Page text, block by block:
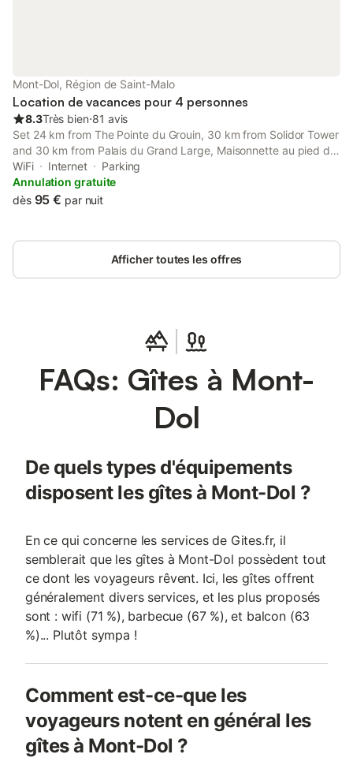
Mont-Dol, Région de Saint-Malo
Location de vacances pour 4 personnes
8.3Très bien⋅81 avis
Set 24 km from The Pointe du Grouin, 30 km from Solidor Tower
and 30 km from Palais du Grand Large, Maisonnette au pied du
Mont Dol provides accommodation situated in Mont-Dol.
WiFi Internet
Parking
Annulation gratuite
dès 95 € par nuit
Afficher toutes les offres
FAQs: Gîtes à Mont-
Dol
De quels types d'équipements
disposent les gîtes à Mont-Dol ?
En ce qui concerne les services de Gites.fr, il
semblerait que les gîtes à Mont-Dol possèdent tout
ce dont les voyageurs rêvent. Ici, les gîtes offrent
généralement divers services, et les plus proposés
sont : wifi (71 %), barbecue (67 %), et balcon (63
%)... Plutôt sympa !
Comment est-ce-que les
voyageurs notent en général les
gîtes à Mont-Dol ?